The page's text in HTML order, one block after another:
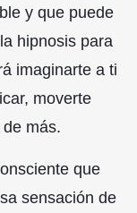
y que puede
hipnosis para
imaginarte a ti
moverte
más.
que
sensación de